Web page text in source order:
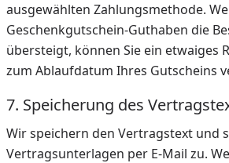
ausgewählten Zahlungsmethode.
Geschenkgutschein-Guthaben die
übersteigt, können Sie ein etwaiges
zum Ablaufdatum Ihres Gutscheins
7. Speicherung des
Wir speichern den Vertragstext und
Vertragsunterlagen per E-Mail zu.